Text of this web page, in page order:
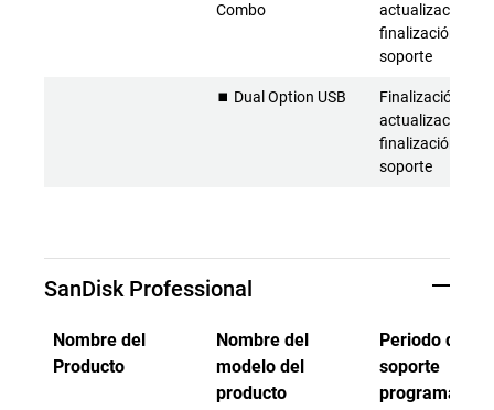
Combo
actualizaciones
finalización del
soporte
⏹️ Dual Option USB
Finalización de
actualizaciones
finalización del
soporte
SanDisk Professional
Nombre del
Producto
Nombre del
modelo del
producto
Periodo de
soporte
programado